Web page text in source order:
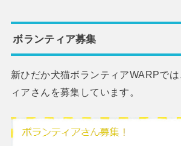
ボランティア募集
新ひだか犬猫ボランティアWARPで
ィアさんを募集しています。